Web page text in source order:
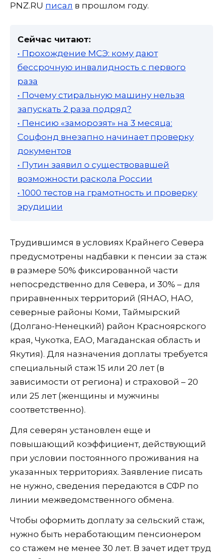
PNZ.RU писал в прошлом году.
Сейчас читают:
• Прохождение МСЭ: кому дают
бессрочную инвалидность с первого
раза
• Почему стиральную машину нельзя
запускать 2 раза подряд?
• Пенсию «заморозят» на 3 месяца:
Соцфонд внезапно начинает проверку
документов
• Путин заявил о существовавшей
возможности раскола России
• 1000 тестов на грамотность и проверку
эрудиции
Трудившимся в условиях Крайнего Севера
предусмотрены надбавки к пенсии за стаж
в размере 50% фиксированной части
непосредственно для Севера, и 30% – для
приравненных территорий (ЯНАО, НАО,
северные районы Коми, Таймырский
(Долгано-Ненецкий) район Красноярского
края, Чукотка, ЕАО, Магаданская область и
Якутия). Для назначения доплаты требуется
специальный стаж 15 или 20 лет (в
зависимости от региона) и страховой – 20
или 25 лет (женщины и мужчины
соответственно).
Для северян установлен еще и
повышающий коэффициент, действующий
при условии постоянного проживания на
указанных территориях. Заявление писать
не нужно, сведения передаются в СФР по
линии межведомственного обмена.
Чтобы оформить доплату за сельский стаж,
нужно быть неработающим пенсионером
со стажем не менее 30 лет. В зачет идет труд